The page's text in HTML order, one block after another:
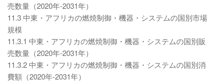
売数量（2020年-2031年）
11.3 中東・アフリカの燃焼制御・機器・システムの国別市場
規模
11.3.1 中東・アフリカの燃焼制御・機器・システムの国別販
売数量（2020年-2031年）
11.3.2 中東・アフリカの燃焼制御・機器・システムの国別消
費額（2020年-2031年）